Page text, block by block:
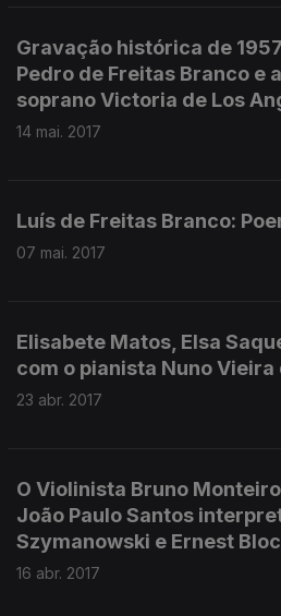
Gravação histórica de
Pedro de Freitas Branco e
soprano Victoria de Los
14 mai. 2017
Luís de Freitas Branco:
07 mai. 2017
Elisabete Matos, Elsa
com o pianista Nuno Vieira
23 abr. 2017
O Violinista Bruno
João Paulo Santos
Szymanowski e Ernest
16 abr. 2017